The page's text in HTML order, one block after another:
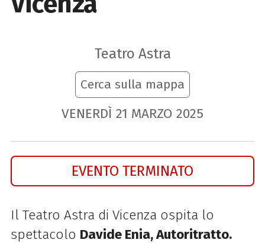
Teatro Astra
Cerca sulla mappa
VENERDÌ 21 MARZO 2025
EVENTO TERMINATO
Il Teatro Astra di Vicenza ospita lo
spettacolo Davide Enia, Autoritratto.